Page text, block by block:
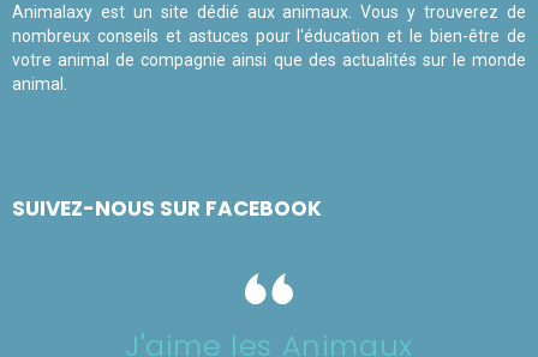
Animalaxy est un site dédié aux animaux. Vous y trouverez de
nombreux conseils et astuces pour l'éducation et le bien-être de
votre animal de compagnie ainsi que des actualités sur le monde
animal.
SUIVEZ-NOUS SUR FACEBOOK
J'aime les Animaux